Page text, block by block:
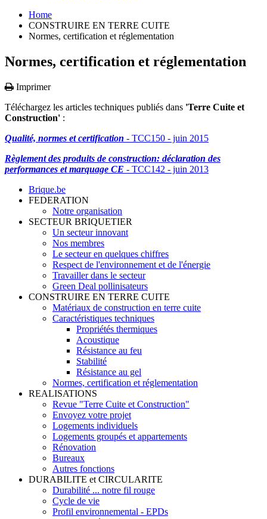
Home
CONSTRUIRE EN TERRE CUITE
Normes, certification et réglementation
Normes, certification et réglementation
Imprimer
Téléchargez les articles techniques publiés dans 'Terre Cuite et
Construction' :
Qualité, normes et certification - TCC150 - juin 2015
Règlement des produits de construction: déclaration des
performances et marquage CE - TCC142 - juin 2013
Brique.be
FEDERATION
Notre organisation
SECTEUR BRIQUETIER
Un secteur innovant
Nos membres
Le secteur en quelques chiffres
Respect de l'environnement et de l'énergie
Travailler dans le secteur
Green Deal pollinisateurs
CONSTRUIRE EN TERRE CUITE
Matériaux de construction en terre cuite
Caractéristiques techniques
Propriétés thermiques
Acoustique
Résistance au feu
Stabilité
Résistance au gel
Normes, certification et réglementation
REALISATIONS
Revue "Terre Cuite et Construction"
Envoyez votre projet
Logements individuels
Logements groupés et appartements
Rénovation
Bureaux
Autres fonctions
DURABILITE et CIRCULARITE
Durabilité ... notre fil rouge
Cycle de vie
Profil environnemental - EPDs